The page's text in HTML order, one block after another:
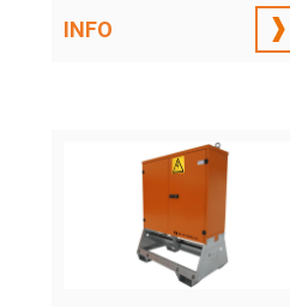
INFO